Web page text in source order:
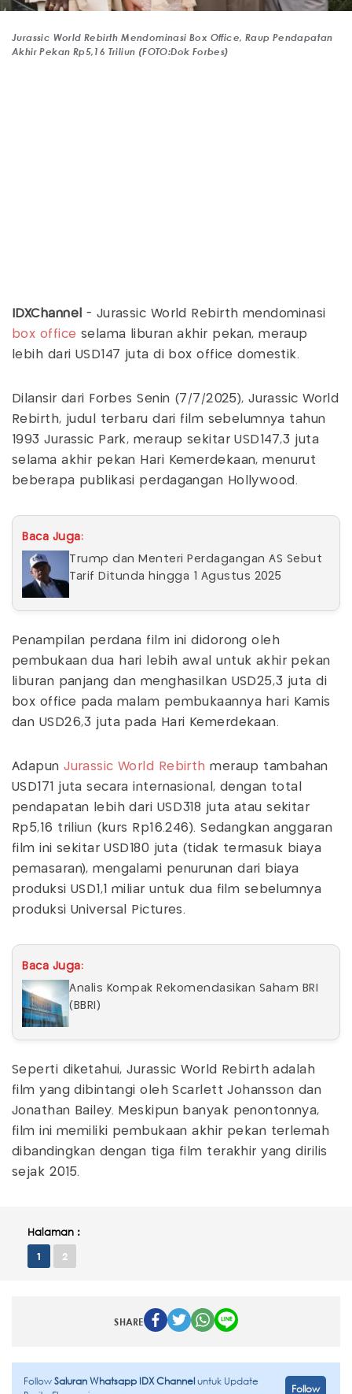
Jurassic World Rebirth Mendominasi Box Office, Raup Pendapatan
Akhir Pekan Rp5,16 Triliun (FOTO:Dok Forbes)
IDXChannel
- Jurassic World Rebirth mendominasi
box office selama liburan akhir pekan, meraup
lebih dari USD147 juta di box office domestik.
Dilansir dari Forbes Senin (7/7/2025), Jurassic World
Rebirth, judul terbaru dari film sebelumnya tahun
1993 Jurassic Park, meraup sekitar USD147,3 juta
selama akhir pekan Hari Kemerdekaan, menurut
beberapa publikasi perdagangan Hollywood.
Baca Juga:
Trump dan Menteri Perdagangan AS Sebut
Tarif Ditunda hingga 1 Agustus 2025
Penampilan perdana film ini didorong oleh
pembukaan dua hari lebih awal untuk akhir pekan
liburan panjang dan menghasilkan USD25,3 juta di
box office pada malam pembukaannya hari Kamis
dan USD26,3 juta pada Hari Kemerdekaan.
Adapun Jurassic World Rebirthmeraup tambahan
USD171 juta secara internasional, dengan total
pendapatan lebih dari USD318 juta atau sekitar
Rp5,16 triliun (kurs Rp16.246). Sedangkan anggaran
film ini sekitar USD180 juta (tidak termasuk biaya
pemasaran), mengalami penurunan dari biaya
produksi USD1,1 miliar untuk dua film sebelumnya
produksi Universal Pictures.
Baca Juga:
Analis Kompak Rekomendasikan Saham BRI
(BBRI)
Seperti diketahui, Jurassic World Rebirth adalah
film yang dibintangi oleh Scarlett Johansson dan
Jonathan Bailey. Meskipun banyak penontonnya,
film ini memiliki pembukaan akhir pekan terlemah
dibandingkan dengan tiga film terakhir yang dirilis
sejak 2015.
Halaman :
1 2
SHARE
FollowSaluran Whatsapp IDX Channeluntuk Update
Follow